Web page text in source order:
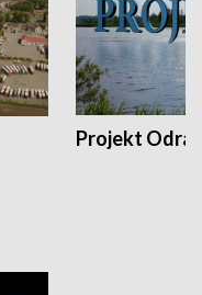
Projekt Odra